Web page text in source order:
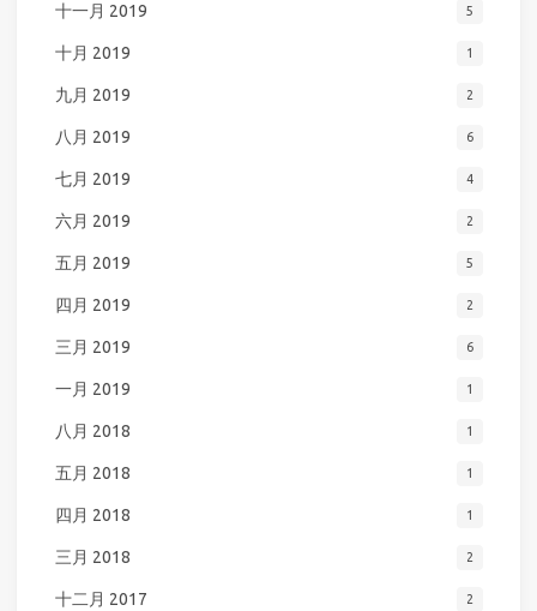
十一月 2019 5
十月 2019 1
九月 2019 2
八月 2019 6
七月 2019 4
六月 2019 2
五月 2019 5
四月 2019 2
三月 2019 6
一月 2019 1
八月 2018 1
五月 2018 1
四月 2018 1
三月 2018 2
十二月 2017 2